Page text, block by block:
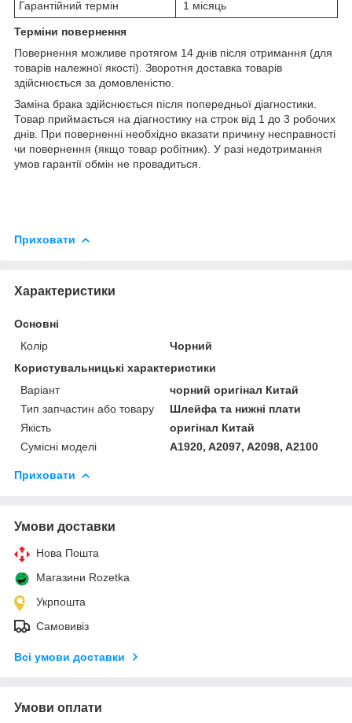
Гарантійний термін
1 місяць
Терміни повернення
Повернення можливе протягом 14 днів після отримання (для
товарів належної якості). Зворотня доставка товарів
здійснюється за домовленістю.
Заміна брака здійснюється після попередньої діагностики.
Товар приймається на діагностику на строк від 1 до 3 робочих
днів. При поверненні необхідно вказати причину несправності
чи повернення (якщо товар робітник). У разі недотримання
умов гарантії обмін не провадиться.
Приховати
Характеристики
Основні
Колір
Чорний
Користувальницькі характеристики
Варіант
чорний оригінал Китай
Тип запчастин або товару
Шлейфа та нижні плати
Якість
оригінал Китай
Сумісні моделі
A1920, A2097, A2098, A2100
Приховати
Умови доставки
Нова Пошта
Магазини Rozetka
Укрпошта
Самовивіз
Всі умови доставки
Умови оплати